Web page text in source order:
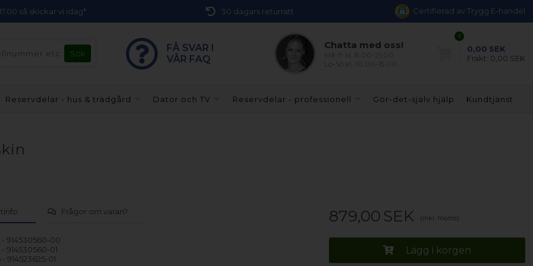
så skickar vi idag* 30 dagars returrätt Certifierad av Trygg E-handel
FÅ SVAR I
VÅR FAQ
Chatta med oss!
0
0,00 SEK
Frakt: 0,00 SEK
Reservdelar - hus & trädgård Dator och TV Reservdelar - professionell Gör-det-själv hjälp Kundtjänst
Frågor om varan?
- 914530560-00
914530560-01
914523625-01
879,00 SEK (inkl. moms)
Lägg i korgen